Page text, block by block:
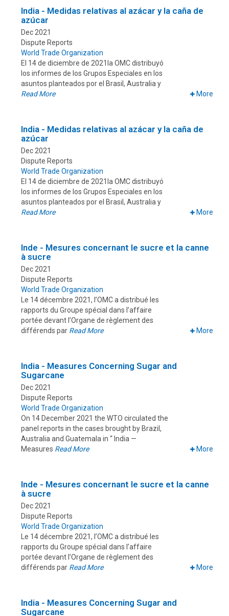
India - Medidas relativas al azácar y la caña de
azúcar
Dec 2021
Dispute Reports
World Trade Organization
El 14 de diciembre de 2021la OMC distribuyó
los informes de los Grupos Especiales en los
asuntos planteados por el Brasil, Australia y
Read More
More
India - Medidas relativas al azácar y la caña de
azúcar
Dec 2021
Dispute Reports
World Trade Organization
El 14 de diciembre de 2021la OMC distribuyó
los informes de los Grupos Especiales en los
asuntos planteados por el Brasil, Australia y
Read More
More
Inde - Mesures concernant le sucre et la canne
à sucre
Dec 2021
Dispute Reports
World Trade Organization
Le 14 décembre 2021, l’OMC a distribué les
rapports du Groupe spécial dans l’affaire
portée devant l’Organe de règlement des
différends par Read More More
India - Measures Concerning Sugar and
Sugarcane
Dec 2021
Dispute Reports
World Trade Organization
On 14 December 2021 the WTO circulated the
panel reports in the cases brought by Brazil,
Australia and Guatemala in “ India —
Measures Read More More
Inde - Mesures concernant le sucre et la canne
à sucre
Dec 2021
Dispute Reports
World Trade Organization
Le 14 décembre 2021, l’OMC a distribué les
rapports du Groupe spécial dans l’affaire
portée devant l’Organe de règlement des
différends par Read More More
India - Measures Concerning Sugar and
Sugarcane